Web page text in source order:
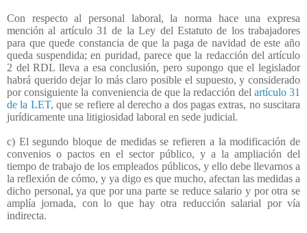
Con respecto al personal laboral, la norma hace una expresa
mención al artículo 31 de la Ley del Estatuto de los trabajadores
para que quede constancia de que la paga de navidad de este año
queda suspendida; en puridad, parece que la redacción del artículo
2 del RDL lleva a esa conclusión, pero supongo que el legislador
habrá querido dejar lo más claro posible el supuesto, y considerado
por consiguiente la conveniencia de que la redacción del artículo 31
de la LET, que se refiere al derecho a dos pagas extras, no suscitara
jurídicamente una litigiosidad laboral en sede judicial.
c) El segundo bloque de medidas se refieren a la modificación de
convenios o pactos en el sector público, y a la ampliación del
tiempo de trabajo de los empleados públicos, y ello debe llevarnos a
la reflexión de cómo, y ya digo es que mucho, afectan las medidas a
dicho personal, ya que por una parte se reduce salario y por otra se
amplía jornada, con lo que hay otra reducción salarial por vía
indirecta.